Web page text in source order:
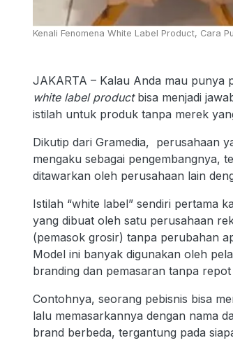
Kenali Fenomena White Label Product, Cara
JAKARTA – Kalau Anda mau punya
white label productbisa menjadi
istilah untuk produk tanpa merek
Dikutip dari Gramedia, perusahaan
mengaku sebagai pengembangnya,
ditawarkan oleh perusahaan lain
Istilah “white label” sendiri pertama
yang dibuat oleh satu perusahaan
(pemasok grosir) tanpa perubahan
Model ini banyak digunakan oleh
branding dan pemasaran tanpa
Contohnya, seorang pebisnis bisa
lalu memasarkannya dengan nama
brand berbeda, tergantung pada